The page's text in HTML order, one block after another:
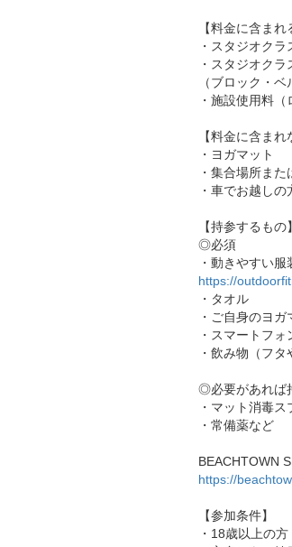
【料金に含まれ
・スタジオクラ
・スタジオク
（ブロック・
・施設使用料
【料金に含まれ
・ヨガマット
・集合場所ま
・車でお越し
【持参するもの】
◎必須
・動きやすい服
https://
・タオル
・ご自身のヨ
・スマートフ
・飲み物（フタ
◎必要があれば
・マット消毒ス
・常備薬など
BEACHTOWN
https://
【参加条件】
・18歳以上の方